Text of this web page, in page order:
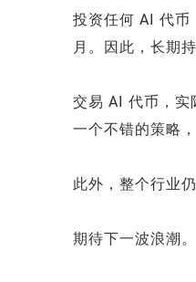
投资任何 AI 代币
月。因此，长期
交易 AI 代币，实
一个不错的策略
此外，整个行业
期待下一波浪潮。